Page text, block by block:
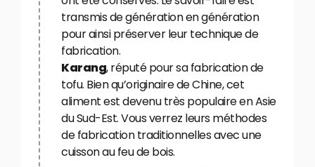
transmis de génération en génération
pour ainsi préserver leur technique de
fabrication.
Karang, réputé pour sa fabrication de
tofu. Bien qu’originaire de Chine, cet
aliment est devenu très populaire en Asie
du Sud-Est. Vous verrez leurs méthodes
de fabrication traditionnelles avec une
cuisson au feu de bois.